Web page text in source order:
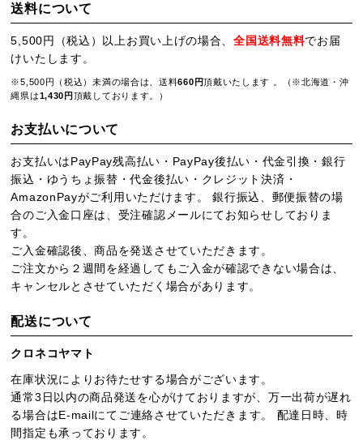
送料について
5,500円（税込）以上お買い上げの場合、全国送料無料でお届
けいたします。
※5,500円（税込）未満の場合は、送料660円頂戴いたします 。（※北海道・沖
縄県は1,430円 頂戴しております。）
お支払いについて
お支払いはPayPay残高払い・PayPay後払い・代金引換・銀行
振込・ゆうちょ振替・代金後払い・クレジット決済・
AmazonPayがご利用いただけます。 銀行振込、郵便振替の場
合のご入金口座は、受注確認メールにてお知らせしておりま
す。
ご入金確認後、商品を発送させていただきます。
ご注文から２週間を経過してもご入金が確認できない場合は、
キャンセルとさせていただく場合があります。
配送について
クロネコヤマト
在庫状況によりお待たせする場合がございます。
通常3日以内の商品発送を心がけておりますが、万一出荷が遅れ
る場合はE-mailにてご連絡させていただきます。 配達日時、時
間指定も承っております。